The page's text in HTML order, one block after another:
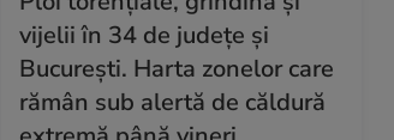
vijelii în 34 de județe și
București. Harta zonelor care
rămân sub alertă de căldură